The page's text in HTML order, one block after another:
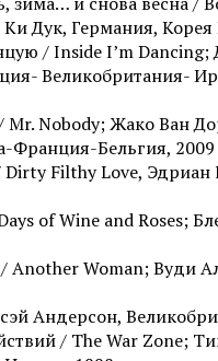
Дук, Германия,
/ Inside I’m
Великобритания-
Mr. Nobody; Жако Ван
Франция-Бельгия, 2009
Dirty Filthy Love,
of Wine and Roses;
Another Woman; Вуди
Андерсон,
/ The War Zone;